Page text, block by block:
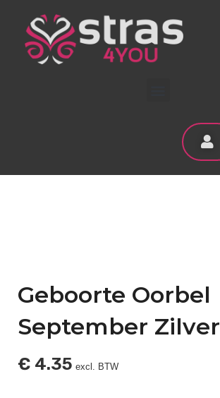
Geboorte Oorbel
September Zilver
€ 4.35 excl. BTW